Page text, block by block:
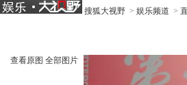
搜狐大视野 > 娱乐频道 >
查看原图 全部图片